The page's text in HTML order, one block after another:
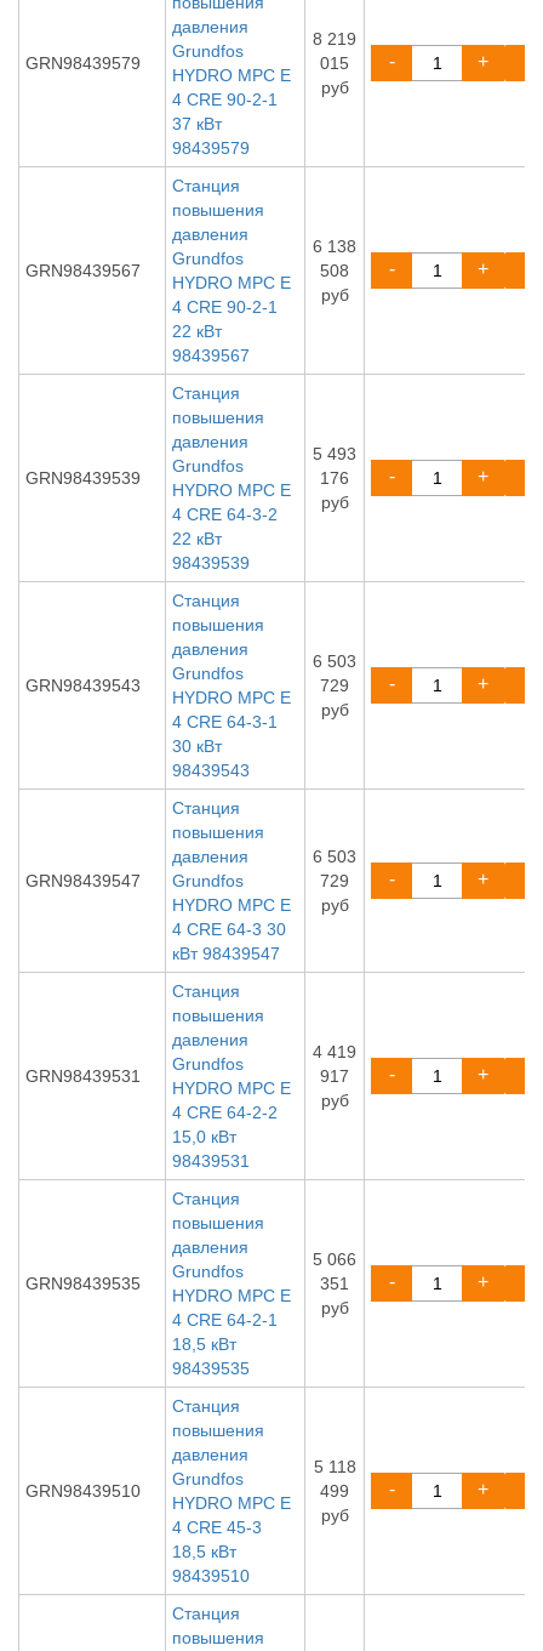
GRN98439579
давления
Grundfos
HYDRO MPC E
4 CRE 90-2-1
37 кВт
98439579
8 219
015
руб
- +
GRN98439567
Станция
повышения
давления
Grundfos
HYDRO MPC E
4 CRE 90-2-1
22 кВт
98439567
6 138
508
руб
- +
GRN98439539
Станция
повышения
давления
Grundfos
HYDRO MPC E
4 CRE 64-3-2
22 кВт
98439539
5 493
176
руб
- +
GRN98439543
Станция
повышения
давления
Grundfos
HYDRO MPC E
4 CRE 64-3-1
30 кВт
98439543
6 503
729
руб
- +
GRN98439547
Станция
повышения
давления
Grundfos
HYDRO MPC E
4 CRE 64-3 30
кВт 98439547
6 503
729
руб
- +
GRN98439531
Станция
повышения
давления
Grundfos
HYDRO MPC E
4 CRE 64-2-2
15,0 кВт
98439531
4 419
917
руб
- +
GRN98439535
Станция
повышения
давления
Grundfos
HYDRO MPC E
4 CRE 64-2-1
18,5 кВт
98439535
5 066
351
руб
- +
GRN98439510
Станция
повышения
давления
Grundfos
HYDRO MPC E
4 CRE 45-3
18,5 кВт
98439510
5 118
499
руб
- +
Станция
повышения